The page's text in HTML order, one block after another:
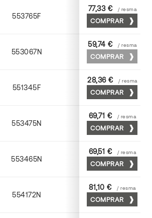
553765F 65 x 90
77,33 € / resma
COMPRAR
553067N 65 x 90
59,74 € / resma
COMPRAR
551345F 45 x 64
28,36 € / resma
COMPRAR
553475N 75 x 53
69,71 € / resma
COMPRAR
553465N 65 x 90
69,51 € / resma
COMPRAR
554172N 70 x 100
81,10 € / resma
COMPRAR